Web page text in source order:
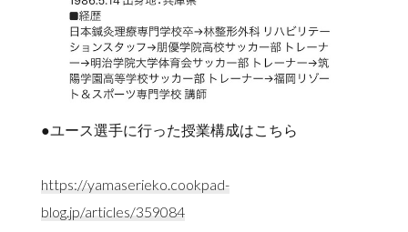
●ユース選手に行った授業構成はこちら
https://yamaserieko.cookpad-
blog.jp/articles/359084